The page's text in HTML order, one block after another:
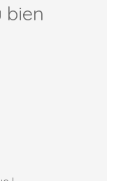
bien